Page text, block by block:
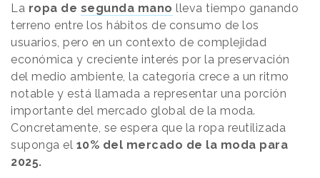
La ropa de segunda mano lleva tiempo ganando
terreno entre los hábitos de consumo de los
usuarios, pero en un contexto de complejidad
económica y creciente interés por la preservación
del medio ambiente, la categoría crece a un ritmo
notable y está llamada a representar una porción
importante del mercado global de la moda.
Concretamente, se espera que la ropa reutilizada
suponga el 10% del mercado de la moda para
2025.